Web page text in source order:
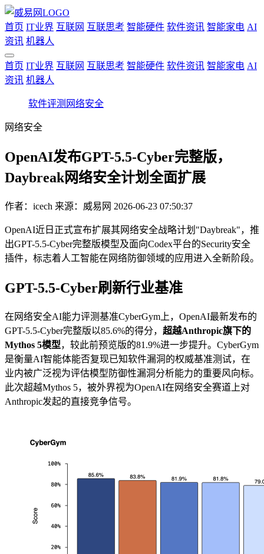
首页 IT业界 互联网 互联思考 智能硬件 软件资讯 智能家电 AI
资讯 机器人
首页 IT业界 互联网 互联思考 智能硬件 软件资讯 智能家电 AI
资讯 机器人
软件评测 网络安全
网络安全
OpenAI发布GPT-5.5-Cyber完整版，
Daybreak网络安全计划全面扩展
作者： icech 来源：威易网 2026-06-23 07:50:37
OpenAI近日正式宣布扩展其网络安全战略计划"Daybreak"，推
出GPT-5.5-Cyber完整版模型及面向Codex平台的Security安全
插件，标志着人工智能在网络防御领域的应用进入全新阶段。
GPT-5.5-Cyber刷新行业基准
在网络安全AI能力评测基准CyberGym上，OpenAI最新发布的
GPT-5.5-Cyber完整版以85.6%的得分， 超越Anthropic旗下的
Mythos 5模型，较此前预览版的81.9%进一步提升。CyberGym
是衡量AI智能体能否复现已知软件漏洞的权威基准测试，在
业内被广泛视为评估模型防御性漏洞分析能力的重要风向标。
此次超越Mythos 5，被外界视为OpenAI在网络安全赛道上对
Anthropic发起的直接竞争信号。